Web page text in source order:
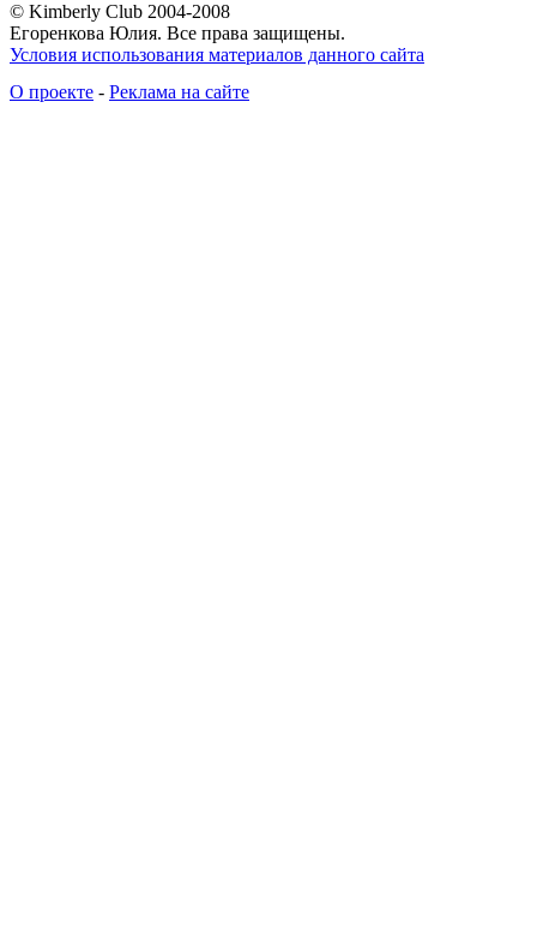
© Kimberly Club 2004-2008
Егоренкова Юлия. Все права защищены.
Условия использования материалов данного сайта
О проекте - Реклама на сайте